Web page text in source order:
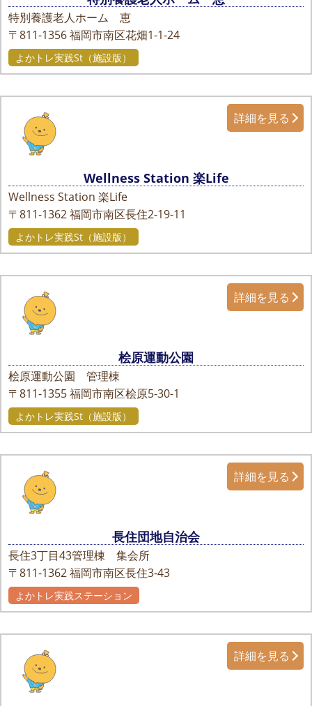
特別養護老人ホーム 恵
〒811-1356福岡市南区花畑1-1-24
よかトレ実践St（施設版）
Wellness Station 楽Life
Wellness Station 楽Life
〒811-1362福岡市南区長住2-19-11
詳細を見る
よかトレ実践St（施設版）
桧原運動公園
桧原運動公園 管理棟
〒811-1355福岡市南区桧原5-30-1
詳細を見る
よかトレ実践St（施設版）
長住団地自治会
長住3丁目43管理棟 集会所
〒811-1362福岡市南区長住3-43
詳細を見る
よかトレ実践ステーション
詳細を見る